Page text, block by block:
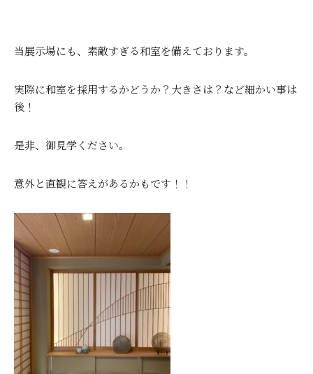
当展示場にも、素敵すぎる和室を備えております。
実際に和室を採用するかどうか？大きさは？など細かい事は
後！
是非、御見学ください。
意外と直観に答えがあるかもです！！